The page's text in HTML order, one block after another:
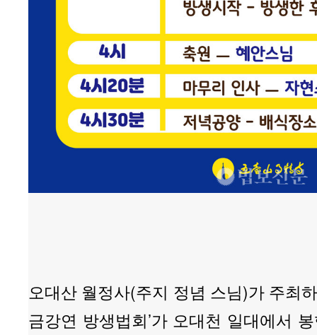
오대산 월정사(주지 정념 스님)가 주최
금강연 방생법회’가 오대천 일대에서